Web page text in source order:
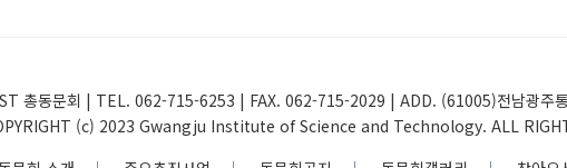
총동문회 | TEL. 062-715-6253 | FAX. 062-715-2029 | ADD. (61005)전남광주
(c) 2023 Gwangju Institute of Science and Technology. ALL